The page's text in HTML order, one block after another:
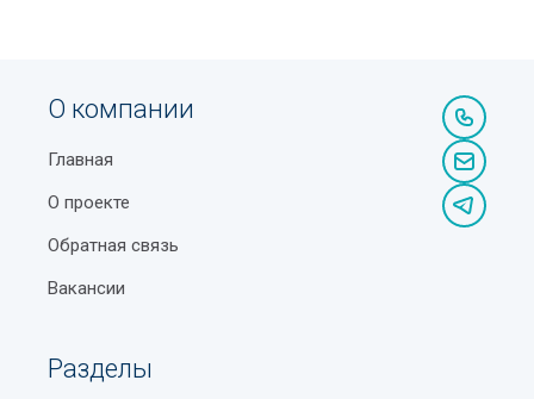
О компании
Главная
О проекте
Обратная связь
Вакансии
Разделы